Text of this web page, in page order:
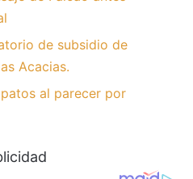
de subsidio de
Acacias.
al parecer por